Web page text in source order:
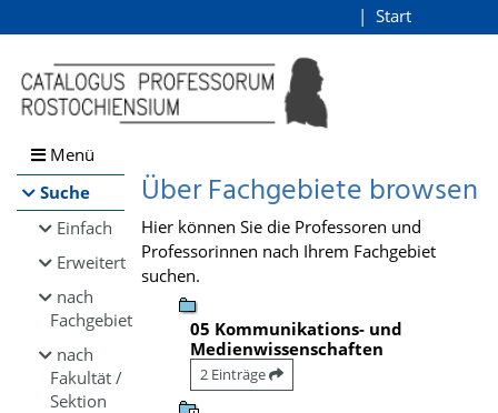
Browsen
direkt zum Inhalt
Start
Menü
Suche
Einfach
Erweitert
nach
Fachgebiet
nach
Fakultät /
Sektion
Über Fachgebiete browsen
Hier können Sie die Professoren und
Professorinnen nach Ihrem Fachgebiet
suchen.
05 Kommunikations- und
Medienwissenschaften
2 Einträge